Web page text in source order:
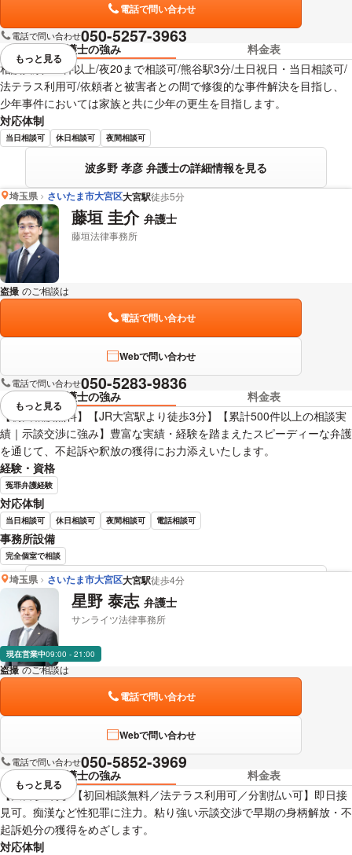
電話で問い合わせ
電話で問い合わせ050-5257-3963
弁護士の強み
料金表
相談実績200件以上/夜20まで相談可/熊谷駅3分/土日祝日・当日相談可/
法テラス利用可/依頼者と被害者との間で修復的な事件解決を目指し、
少年事件においては家族と共に少年の更生を目指します。
対応体制
当日相談可 休日相談可 夜間相談可
波多野 孝彦 弁護士の詳細情報を見る
視覚的に省略されている要素を
もっと見る
埼玉県 さいたま市大宮区大宮駅徒歩5分
藤垣 圭介 弁護士
藤垣法律事務所
盗撮 のご相談は
電話で問い合わせ
Webで問い合わせ
電話で問い合わせ050-5283-9836
弁護士の強み
料金表
【初回相談無料】【JR大宮駅より徒歩3分】【累計500件以上の相談実
績｜示談交渉に強み】豊富な実績・経験を踏まえたスピーディーな弁護
を通じて、不起訴や釈放の獲得にお力添えいたします。
経験・資格
冤罪弁護経験
対応体制
当日相談可 休日相談可 夜間相談可 電話相談可
事務所設備
完全個室で相談
藤垣 圭介 弁護士の詳細情報を見る
視覚的に省略されている要素を
もっと見る
埼玉県 さいたま市大宮区大宮駅徒歩4分
星野 泰志 弁護士
サンライツ法律事務所
現在営業中09:00 - 21:00
盗撮 のご相談は
電話で問い合わせ
Webで問い合わせ
電話で問い合わせ050-5852-3969
弁護士の強み
料金表
【大宮駅3分】【初回相談無料／法テラス利用可／分割払い可】即日接
見可。痴漢など性犯罪に注力。粘り強い示談交渉で早期の身柄解放・不
起訴処分の獲得をめざします。
対応体制
視覚的に省略されている要素を
もっと見る